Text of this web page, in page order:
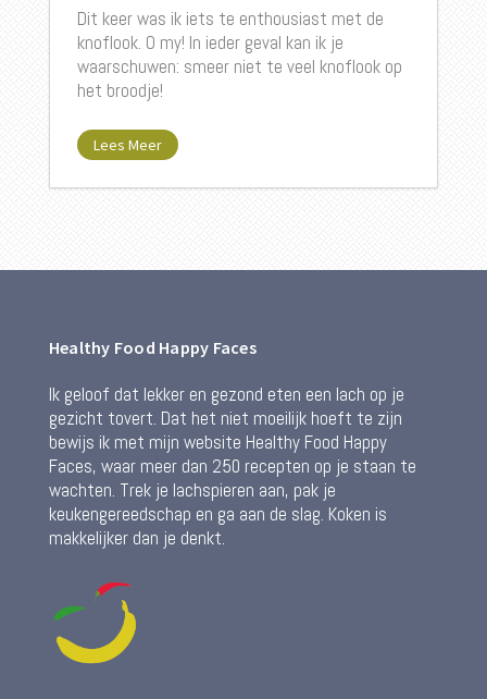
Dit keer was ik iets te enthousiast met de
knoflook. O my! In ieder geval kan ik je
waarschuwen: smeer niet te veel knoflook op
het broodje!
Lees Meer
Healthy Food Happy Faces
Ik geloof dat lekker en gezond eten een lach op je
gezicht tovert. Dat het niet moeilijk hoeft te zijn
bewijs ik met mijn website Healthy Food Happy
Faces, waar meer dan 250 recepten op je staan te
wachten. Trek je lachspieren aan, pak je
keukengereedschap en ga aan de slag. Koken is
makkelijker dan je denkt.